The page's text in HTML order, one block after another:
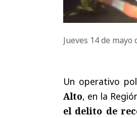
Jueves 14 de mayo
Un operativo
Alto, en la
el delito de